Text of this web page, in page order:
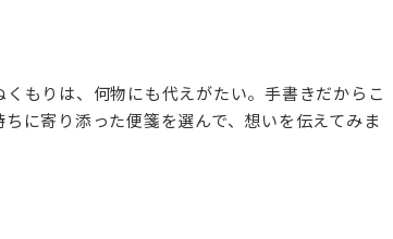
もりは、何物にも代えがたい。手書きだからこ
に寄り添った便箋を選んで、想いを伝えてみま